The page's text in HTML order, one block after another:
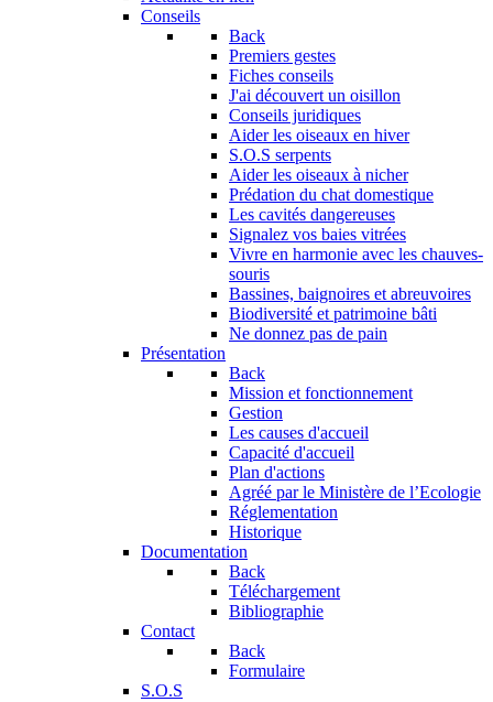
Conseils
Back
Premiers gestes
Fiches conseils
J'ai découvert un oisillon
Conseils juridiques
Aider les oiseaux en hiver
S.O.S serpents
Aider les oiseaux à nicher
Prédation du chat domestique
Les cavités dangereuses
Signalez vos baies vitrées
Vivre en harmonie avec les chauves-
souris
Bassines, baignoires et abreuvoires
Biodiversité et patrimoine bâti
Ne donnez pas de pain
Présentation
Back
Mission et fonctionnement
Gestion
Les causes d'accueil
Capacité d'accueil
Plan d'actions
Agréé par le Ministère de l’Ecologie
Réglementation
Historique
Documentation
Back
Téléchargement
Bibliographie
Contact
Back
Formulaire
S.O.S